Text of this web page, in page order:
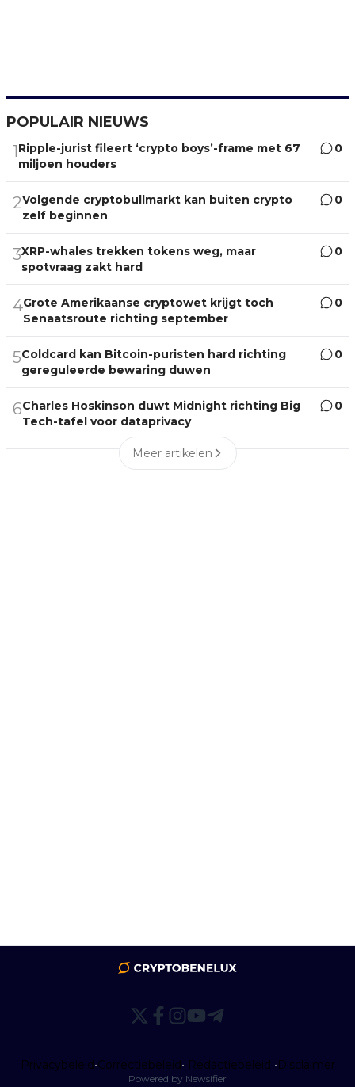
POPULAIR NIEUWS
1Ripple-jurist fileert ‘crypto boys’-frame met 67
miljoen houders
0
2Volgende cryptobullmarkt kan buiten crypto
zelf beginnen
0
3XRP-whales trekken tokens weg, maar
spotvraag zakt hard
0
4Grote Amerikaanse cryptowet krijgt toch
Senaatsroute richting september
0
5Coldcard kan Bitcoin-puristen hard richting
gereguleerde bewaring duwen
0
6Charles Hoskinson duwt Midnight richting Big
Tech-tafel voor dataprivacy
0
Meer artikelen
Privacybeleid•Correctiebeleid• Redactiebeleid •Disclaimer
Powered by Newsifier